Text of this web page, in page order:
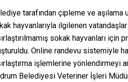
tarafından çipleme ve aşılama
hayvanlarıyla ilgilenen vatandaşlar
sokak hayvanları için
Online randevu sistemiyle
işlemlerine yönlendirmeyi
Belediyesi Veteriner İşleri